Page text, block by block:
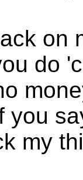
on
do
you
my